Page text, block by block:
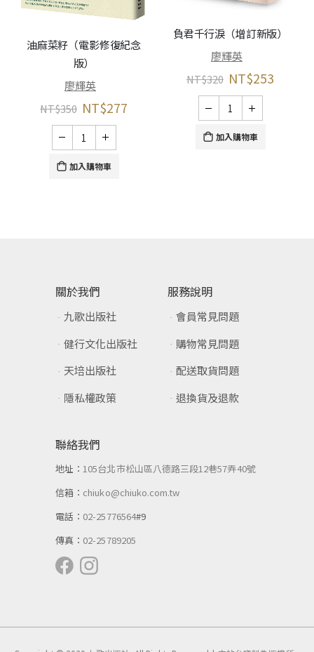
油麻菜籽（電影修復紀念
版）
廖輝英
NT$350 NT$277
加入購物車
負君千行淚（增訂新版）
廖輝英
NT$320 NT$253
加入購物車
關於我們
九歌出版社
健行文化出版社
天培出版社
隱私權政策
服務說明
會員常見問題
購物常見問題
配送取貨問題
退換貨及退款
聯絡我們
地址：105台北市松山區八德路三段12巷57弄40號
信箱： chiuko@chiuko.com.tw
電話： 02-25776564#9
傳真： 02-25789205